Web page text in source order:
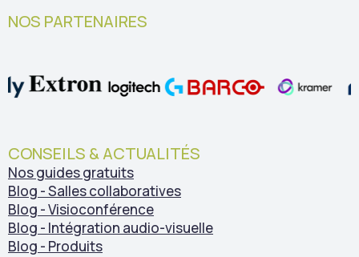
NOS PARTENAIRES
CONSEILS & ACTUALITÉS
Nos guides gratuits
Blog - Salles collaboratives
Blog - Visioconférence
Blog - Intégration audio-visuelle
Blog - Produits